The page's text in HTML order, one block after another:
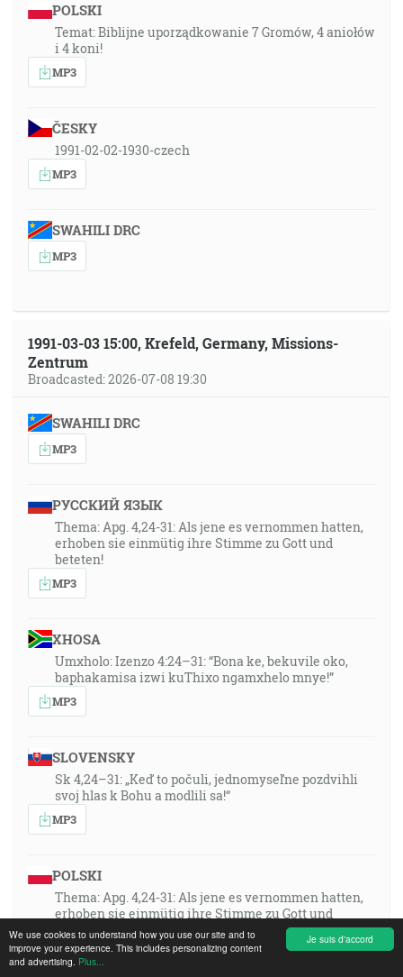
Je suis d'accord
We use cookies to understand how you use our site and to
improve your experience. This includes personalizing content
and advertising. Plus...
POLSKI
Temat: Biblijne uporządkowanie 7 Gromów, 4 aniołów
i 4 koni!
MP3
ČESKY
1991-02-02-1930-czech
MP3
SWAHILI DRC
MP3
1991-03-03 15:00, Krefeld, Germany, Missions-
Zentrum
Broadcasted: 2026-07-08 19:30
SWAHILI DRC
MP3
РУССКИЙ ЯЗЫК
Thema: Apg. 4,24-31: Als jene es vernommen hatten,
erhoben sie einmütig ihre Stimme zu Gott und
beteten!
MP3
XHOSA
Umxholo: Izenzo 4:24–31: “Bona ke, bekuvile oko,
baphakamisa izwi kuThixo ngamxhelo mnye!”
MP3
SLOVENSKY
Sk 4,24–31: „Keď to počuli, jednomyseľne pozdvihli
svoj hlas k Bohu a modlili sa!“
MP3
POLSKI
Thema: Apg. 4,24-31: Als jene es vernommen hatten,
erhoben sie einmütig ihre Stimme zu Gott und
beteten!
MP3